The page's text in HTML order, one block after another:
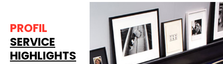
PROFIL
SERVICE
HIGHLIGHTS